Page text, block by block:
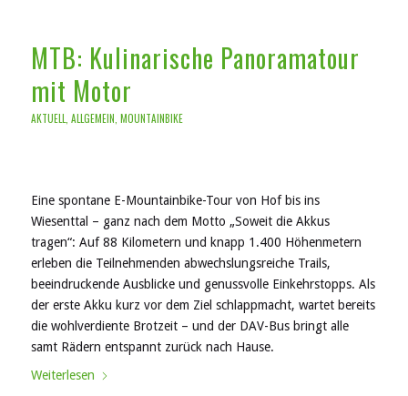
MTB: Kulinarische Panoramatour
mit Motor
AKTUELL, ALLGEMEIN, MOUNTAINBIKE
Eine spontane E-Mountainbike-Tour von Hof bis ins
Wiesenttal – ganz nach dem Motto „Soweit die Akkus
tragen“: Auf 88 Kilometern und knapp 1.400 Höhenmetern
erleben die Teilnehmenden abwechslungsreiche Trails,
beeindruckende Ausblicke und genussvolle Einkehrstopps. Als
der erste Akku kurz vor dem Ziel schlappmacht, wartet bereits
die wohlverdiente Brotzeit – und der DAV-Bus bringt alle
samt Rädern entspannt zurück nach Hause.
Weiterlesen